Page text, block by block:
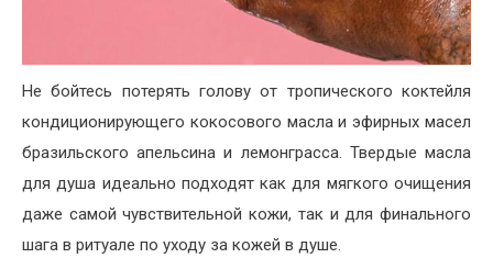
Не бойтесь потерять голову от тропического коктейля
кондиционирующего кокосового масла и эфирных масел
бразильского апельсина и лемонграсса. Твердые масла
для душа идеально подходят как для мягкого очищения
даже самой чувствительной кожи, так и для финального
шага в ритуале по уходу за кожей в душе.